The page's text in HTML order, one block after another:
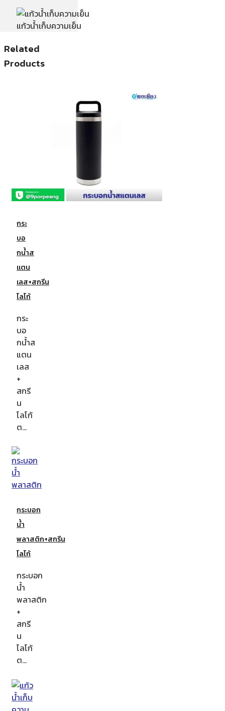
แก้วน้ำเก็บความเย็น
Related
Products
กระ
บอ
กน้ำส
แตน
เลส+สกรีน
โลโก้
กระ
บอ
กน้ำส
แตน
เลส
+
สกรี
น
โลโก้
ต…
กระบอก
น้ำ
พลาสติก+สกรีน
โลโก้
กระบอก
น้ำ
พลาสติก
+
สกรี
น
โลโก้
ต…